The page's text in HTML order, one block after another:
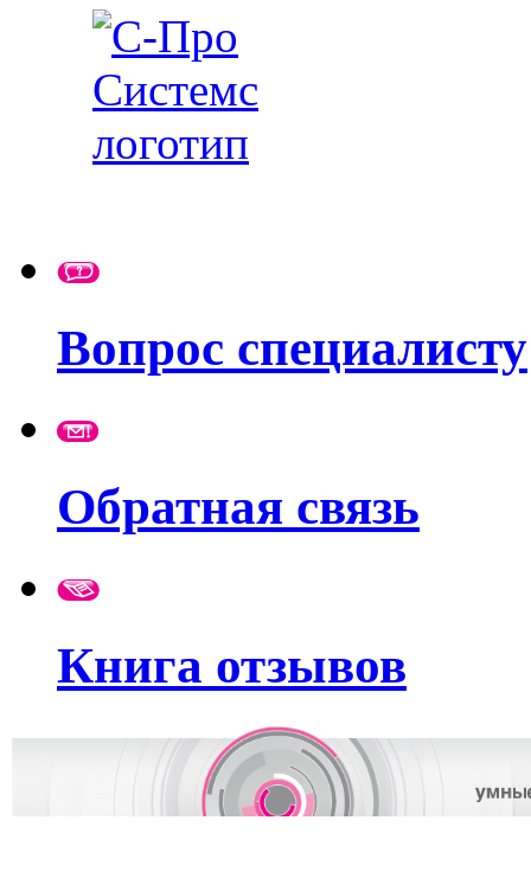
Вопрос специалисту
Обратная связь
Книга отзывов